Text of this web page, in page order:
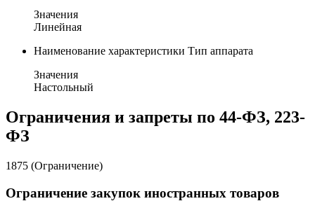
Значения
Линейная
Наименование характеристики Тип аппарата
Значения
Настольный
Ограничения и запреты по 44-ФЗ, 223-
ФЗ
1875 (Ограничение)
Ограничение закупок иностранных товаров